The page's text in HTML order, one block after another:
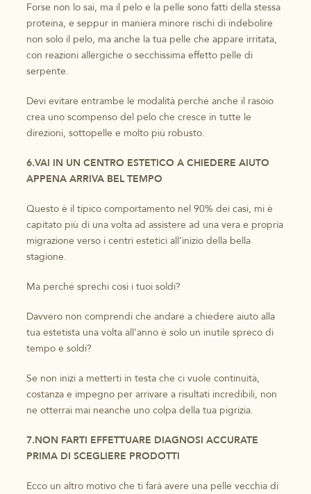
Forse non lo sai, ma il pelo e la pelle sono fatti della stessa
proteina, e seppur in maniera minore rischi di indebolire
non solo il pelo, ma anche la tua pelle che appare irritata,
con reazioni allergiche o secchissima effetto pelle di
serpente.
Devi evitare entrambe le modalità perché anche il rasoio
crea uno scompenso del pelo che cresce in tutte le
direzioni, sottopelle e molto più robusto.
6.VAI IN UN CENTRO ESTETICO A CHIEDERE AIUTO
APPENA ARRIVA BEL TEMPO
Questo è il tipico comportamento nel 90% dei casi, mi è
capitato più di una volta ad assistere ad una vera e propria
migrazione verso i centri estetici all’inizio della bella
stagione.
Ma perché sprechi così i tuoi soldi?
Davvero non comprendi che andare a chiedere aiuto alla
tua estetista una volta all’anno è solo un inutile spreco di
tempo e soldi?
Se non inizi a metterti in testa che ci vuole continuità,
costanza e impegno per arrivare a risultati incredibili, non
ne otterrai mai neanche uno colpa della tua pigrizia.
7.NON FARTI EFFETTUARE DIAGNOSI ACCURATE
PRIMA DI SCEGLIERE PRODOTTI
Ecco un altro motivo che ti farà avere una pelle vecchia di